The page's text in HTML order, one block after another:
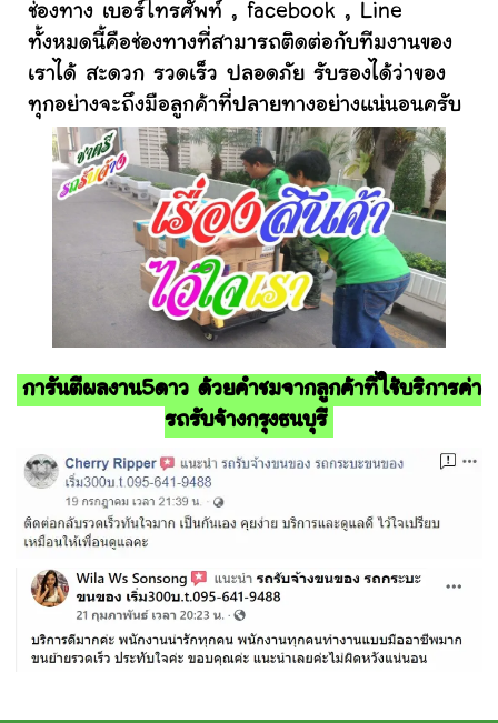
ช่องทาง เบอร์โทรศัพท์ , facebook , Line
ทั้งหมดนี้คือช่องทางที่สามารถติดต่อกับทีมงานของ
เราได้ สะดวก รวดเร็ว ปลอดภัย รับรองได้ว่าของ
ทุกอย่างจะถึงมือลูกค้าที่ปลายทางอย่างแน่นอนครับ
การันตีผลงาน5ดาว ด้วยคำชมจากลูกค้าที่ใช้บริการค่า
รถรับจ้างกรุงธนบุรี